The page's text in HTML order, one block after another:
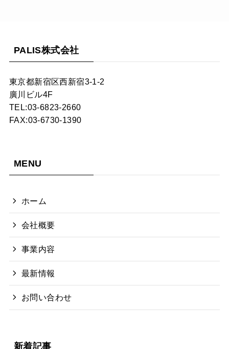
PALIS株式会社
東京都新宿区西新宿3-1-2
廣川ビル4F
TEL:03-6823-2660
FAX:03-6730-1390
MENU
ホーム
会社概要
事業内容
最新情報
お問い合わせ
新着記事